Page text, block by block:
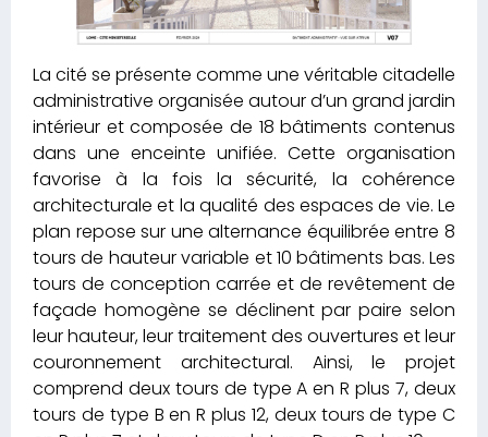
La cité se présente comme une véritable citadelle
administrative organisée autour d’un grand jardin
intérieur et composée de 18 bâtiments contenus
dans une enceinte unifiée. Cette organisation
favorise à la fois la sécurité, la cohérence
architecturale et la qualité des espaces de vie. Le
plan repose sur une alternance équilibrée entre 8
tours de hauteur variable et 10 bâtiments bas. Les
tours de conception carrée et de revêtement de
façade homogène se déclinent par paire selon
leur hauteur, leur traitement des ouvertures et leur
couronnement architectural. Ainsi, le projet
comprend deux tours de type A en R plus 7, deux
tours de type B en R plus 12, deux tours de type C